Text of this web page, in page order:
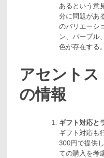
あるという意
分に問題があ
のバリエーシ
ン、パープル
色が存在する。
アセント
の情報
ギフト対応と
ギフト対応も
300円で提供
ての購入を考